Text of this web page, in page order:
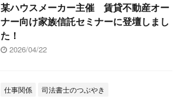
某ハウスメーカー主催 賃貸不動産オー
ナー向け家族信託セミナーに登壇しまし
た！
2026/04/22
仕事関係 司法書士のつぶやき